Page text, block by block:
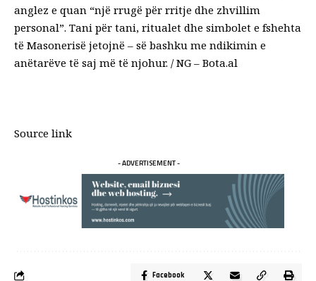
anglez e quan “një rrugë për rritje dhe zhvillim
personal”. Tani për tani, ritualet dhe simbolet e fshehta
të Masonerisë jetojnë – së bashku me ndikimin e
anëtarëve të saj më të njohur. / NG – Bota.al
Source link
- ADVERTISEMENT -
Facebook